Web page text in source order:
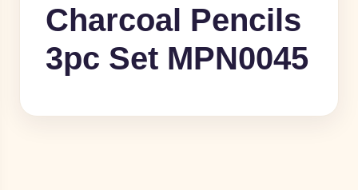
Charcoal Pencils
3pc Set MPN0045